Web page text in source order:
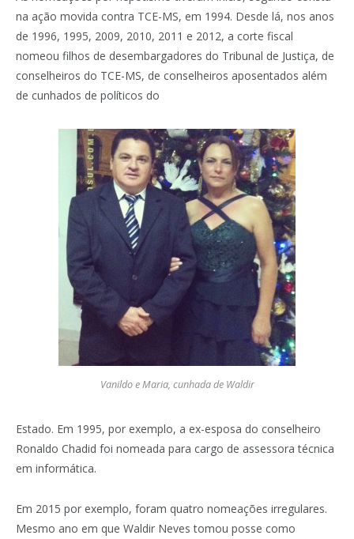
na ação movida contra TCE-MS, em 1994. Desde lá, nos anos
de 1996, 1995, 2009, 2010, 2011 e 2012, a corte fiscal
nomeou filhos de desembargadores do Tribunal de Justiça, de
conselheiros do TCE-MS, de conselheiros aposentados além
de cunhados de políticos do
Vanildo e Maria, cunhada de Waldir
Estado. Em 1995, por exemplo, a ex-esposa do conselheiro
Ronaldo Chadid foi nomeada para cargo de assessora técnica
em informática.
Em 2015 por exemplo, foram quatro nomeações irregulares.
Mesmo ano em que Waldir Neves tomou posse como